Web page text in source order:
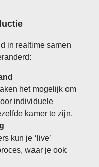
in realtime samen
het mogelijk om
individuele
kamer te zijn.
kun je ‘live’
waar je ook